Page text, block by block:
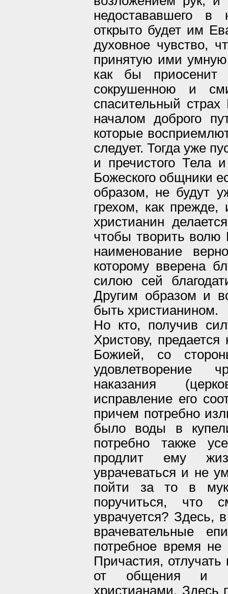
недостававшего в
открыто будет им
духовное чувство,
принятую ими умную
как бы
сокрушенною и
спасительный
началом доброго
которые
следует. Тогда уже
и пречистого Тела
Божеского общники
образом, не будут
грехом, как
христианин
чтобы творить волю
наименование
которому вверена
силою сей
Другим образом и
быть христианином.
Но кто, получив
Христову,
Божией, со
удовлетворение
наказания
исправление его
причем потребно
было воды в
потребно также
продлит ему
уврачеваться и не
пойти за то в
поручиться, что
уврачуется? Здесь,
врачевательные
потребное время не
Причастия,
от общения и
христианами. Здесь